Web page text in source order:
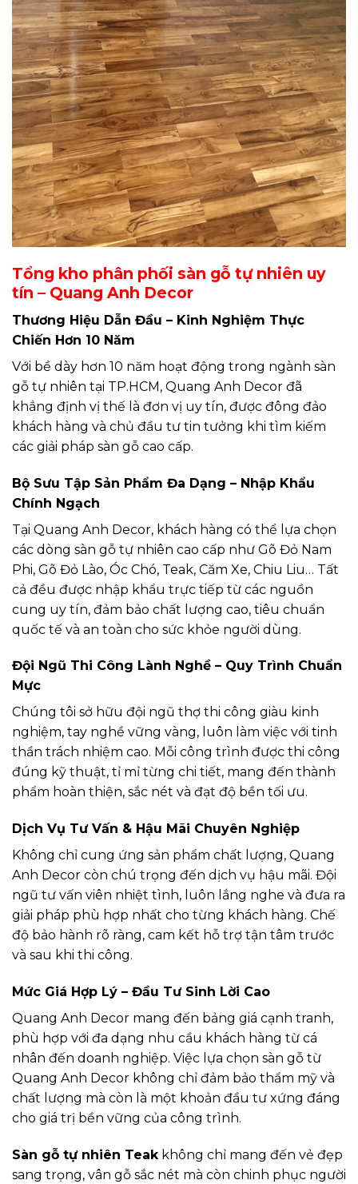
Tổng kho phân phối sàn gỗ tự nhiên uy
tín – Quang Anh Decor
Thương Hiệu Dẫn Đầu – Kinh Nghiệm Thực
Chiến Hơn 10 Năm
Với bề dày hơn 10 năm hoạt động trong ngành sàn
gỗ tự nhiên tại TP.HCM, Quang Anh Decor đã
khẳng định vị thế là đơn vị uy tín, được đông đảo
khách hàng và chủ đầu tư tin tưởng khi tìm kiếm
các giải pháp sàn gỗ cao cấp.
Bộ Sưu Tập Sản Phẩm Đa Dạng – Nhập Khẩu
Chính Ngạch
Tại Quang Anh Decor, khách hàng có thể lựa chọn
các dòng sàn gỗ tự nhiên cao cấp như Gõ Đỏ Nam
Phi, Gõ Đỏ Lào, Óc Chó, Teak, Căm Xe, Chiu Liu… Tất
cả đều được nhập khẩu trực tiếp từ các nguồn
cung uy tín, đảm bảo chất lượng cao, tiêu chuẩn
quốc tế và an toàn cho sức khỏe người dùng.
Đội Ngũ Thi Công Lành Nghề – Quy Trình Chuẩn
Mực
Chúng tôi sở hữu đội ngũ thợ thi công giàu kinh
nghiệm, tay nghề vững vàng, luôn làm việc với tinh
thần trách nhiệm cao. Mỗi công trình được thi công
đúng kỹ thuật, tỉ mỉ từng chi tiết, mang đến thành
phẩm hoàn thiện, sắc nét và đạt độ bền tối ưu.
Dịch Vụ Tư Vấn & Hậu Mãi Chuyên Nghiệp
Không chỉ cung ứng sản phẩm chất lượng, Quang
Anh Decor còn chú trọng đến dịch vụ hậu mãi. Đội
ngũ tư vấn viên nhiệt tình, luôn lắng nghe và đưa ra
giải pháp phù hợp nhất cho từng khách hàng. Chế
độ bảo hành rõ ràng, cam kết hỗ trợ tận tâm trước
và sau khi thi công.
Mức Giá Hợp Lý – Đầu Tư Sinh Lời Cao
Quang Anh Decor mang đến bảng giá cạnh tranh,
phù hợp với đa dạng nhu cầu khách hàng từ cá
nhân đến doanh nghiệp. Việc lựa chọn sàn gỗ từ
Quang Anh Decor không chỉ đảm bảo thẩm mỹ và
chất lượng mà còn là một khoản đầu tư xứng đáng
cho giá trị bền vững của công trình.
Sàn gỗ tự nhiên Teak không chỉ mang đến vẻ đẹp
sang trọng, vân gỗ sắc nét mà còn chinh phục người